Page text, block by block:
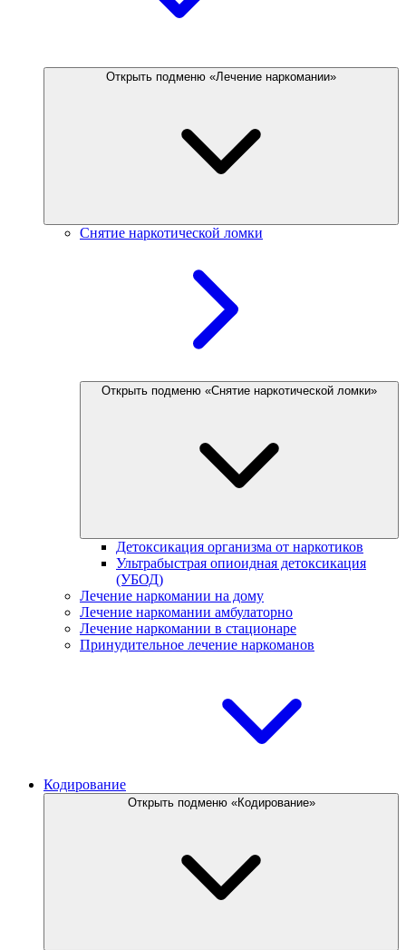
Открыть подменю «Лечение наркомании»
Снятие наркотической ломки
Открыть подменю «Снятие наркотической ломки»
Детоксикация организма от наркотиков
Ультрабыстрая опиоидная детоксикация
(УБОД)
Лечение наркомании на дому
Лечение наркомании амбулаторно
Лечение наркомании в стационаре
Принудительное лечение наркоманов
Кодирование
Открыть подменю «Кодирование»